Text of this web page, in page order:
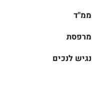
ממ"ד
מרפסת
נגיש לנכים